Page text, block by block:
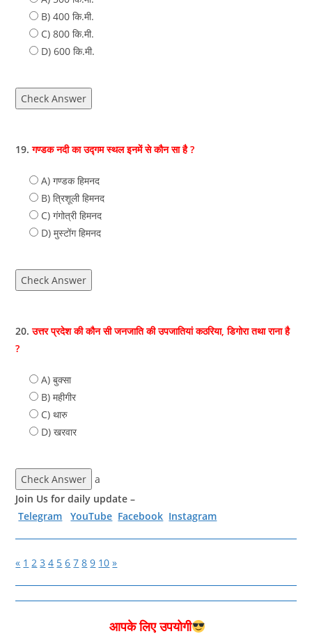
B) 400 कि.मी.
C) 800 कि.मी.
D) 600 कि.मी.
Check Answer
19. गण्डक नदी का उद्गम स्थल इनमें से कौन सा है ?
A) गण्डक हिमनद
B) त्रिशूली हिमनद
C) गंगोत्री हिमनद
D) मुस्टोंग हिमनद
Check Answer
20. उत्तर प्रदेश की कौन सी जनजाति की उपजातियां कठरिया, डिगोरा तथा राना है
?
A) बुक्सा
B) महीगीर
C) थारु
D) खरवार
Check Answer
a
Join Us for daily update –
Telegram
YouTube Facebook Instagram
« 1 2 3 4 5 6 7 8 9 10 »
आपके लिए उपयोगी